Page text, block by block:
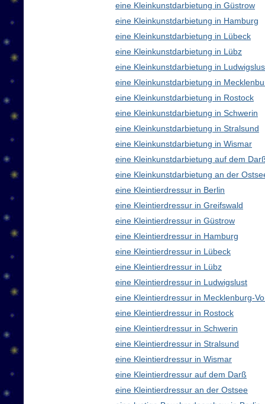
eine Kleinkunstdarbietung in Güstrow
eine Kleinkunstdarbietung in Hamburg
eine Kleinkunstdarbietung in Lübeck
eine Kleinkunstdarbietung in Lübz
eine Kleinkunstdarbietung in
eine Kleinkunstdarbietung in
eine Kleinkunstdarbietung in Rostock
eine Kleinkunstdarbietung in Schwerin
eine Kleinkunstdarbietung in Stralsund
eine Kleinkunstdarbietung in Wismar
eine Kleinkunstdarbietung auf dem
eine Kleinkunstdarbietung an der
eine Kleintierdressur in Berlin
eine Kleintierdressur in Greifswald
eine Kleintierdressur in Güstrow
eine Kleintierdressur in Hamburg
eine Kleintierdressur in Lübeck
eine Kleintierdressur in Lübz
eine Kleintierdressur in Ludwigslust
eine Kleintierdressur in Mecklenburg-
eine Kleintierdressur in Rostock
eine Kleintierdressur in Schwerin
eine Kleintierdressur in Stralsund
eine Kleintierdressur in Wismar
eine Kleintierdressur auf dem Darß
eine Kleintierdressur an der Ostsee